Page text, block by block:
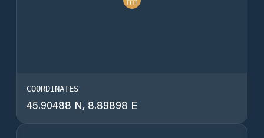
COORDINATES
45.90488 N, 8.89898 E